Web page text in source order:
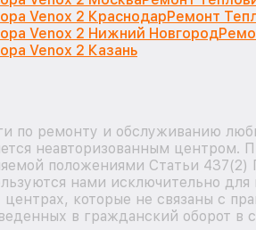
Venox 2 КраснодарРемонт
Venox 2 Нижний Новгород
Venox 2 Казань
по ремонту и обслуживанию
неавторизованным центром.
положениями Статьи 437(2)
нами исключительно
которые не связаны с
в гражданский оборот в